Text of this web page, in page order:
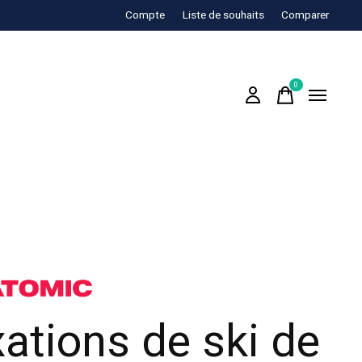
Compte Liste de souhaits Comparer
0items
de ski de